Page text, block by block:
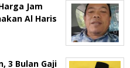
Jam
Al Haris
3 Bulan Gaji